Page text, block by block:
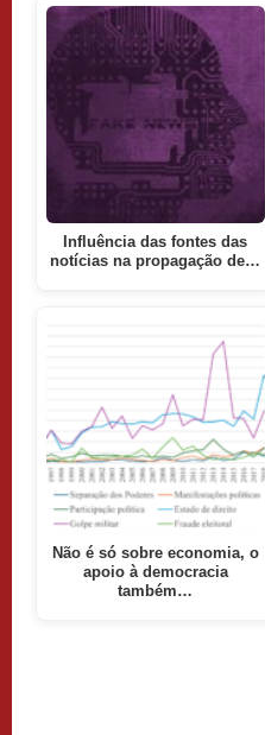
Influência das fontes das
notícias na propagação de…
Não é só sobre economia, o
apoio à democracia
também…